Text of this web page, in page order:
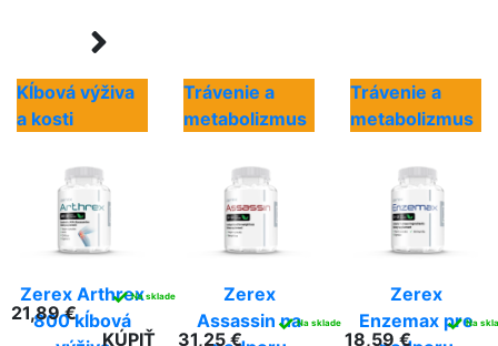
Kĺbová výživa
a kosti
Zerex Arthrex
800 kĺbová
21,89 €
✓ Na sklade
KÚPIŤ
Trávenie a
metabolizmus
Zerex
Assassin na
31,25 €
✓ Na sklade
Trávenie a
metabolizmus
Zerex
Enzemax pre
18,59 €
✓ Na